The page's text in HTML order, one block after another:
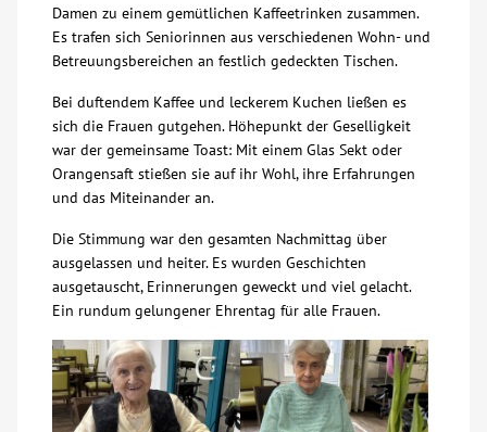
Bildung
Über uns
Veranstaltungen
Mitmachen
Karriere
Ausbildung
Damen zu einem gemütlichen Kaffeetrinken zusammen.
Es trafen sich Seniorinnen aus verschiedenen Wohn- und
Betreuungsbereichen an festlich gedeckten Tischen.
Bei duftendem Kaffee und leckerem Kuchen ließen es
sich die Frauen gutgehen. Höhepunkt der Geselligkeit
war der gemeinsame Toast: Mit einem Glas Sekt oder
Orangensaft stießen sie auf ihr Wohl, ihre Erfahrungen
und das Miteinander an.
Die Stimmung war den gesamten Nachmittag über
ausgelassen und heiter. Es wurden Geschichten
ausgetauscht, Erinnerungen geweckt und viel gelacht.
Ein rundum gelungener Ehrentag für alle Frauen.